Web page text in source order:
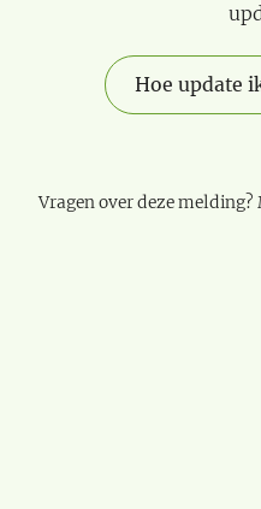
Hoe update
Vragen over deze melding?